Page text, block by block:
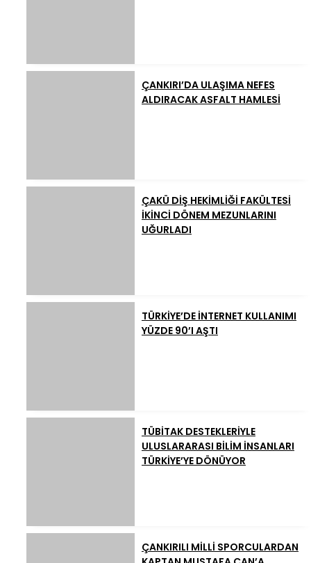
ÇANKIRI’DA ULAŞIMA NEFES
ALDIRACAK ASFALT HAMLESİ
ÇAKÜ DİŞ HEKİMLİĞİ FAKÜLTESİ
İKİNCİ DÖNEM MEZUNLARINI
UĞURLADI
TÜRKİYE’DE İNTERNET KULLANIMI
YÜZDE 90’I AŞTI
TÜBİTAK DESTEKLERİYLE
ULUSLARARASI BİLİM İNSANLARI
TÜRKİYE’YE DÖNÜYOR
ÇANKIRILI MİLLİ SPORCULARDAN